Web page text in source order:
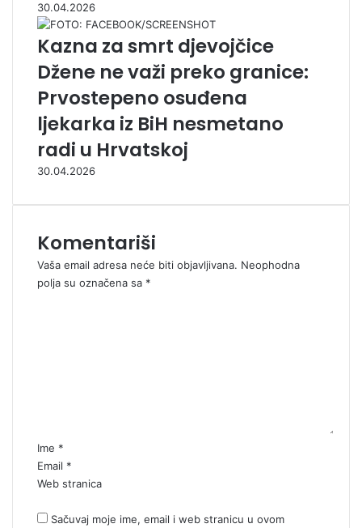
30.04.2026
Kazna za smrt djevojčice
Džene ne važi preko granice:
Prvostepeno osuđena
ljekarka iz BiH nesmetano
radi u Hrvatskoj
30.04.2026
Komentariši
Vaša email adresa neće biti objavljivana. Neophodna
polja su označena sa *
*Ime *
Email *
Web stranica
Sačuvaj moje ime, email i web stranicu u ovom